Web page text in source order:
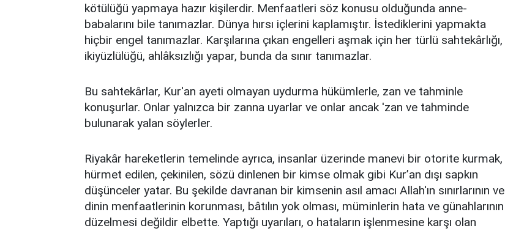
kötülüğü yapmaya hazır kişilerdir. Menfaatleri söz konusu olduğunda anne-
babalarını bile tanımazlar. Dünya hırsı içlerini kaplamıştır. İstediklerini yapmakta
hiçbir engel tanımazlar. Karşılarına çıkan engelleri aşmak için her türlü sahtekârlığı,
ikiyüzlülüğü, ahlâksızlığı yapar, bunda da sınır tanımazlar.
Bu sahtekârlar, Kur'an ayeti olmayan uydurma hükümlerle, zan ve tahminle
konuşurlar. Onlar yalnızca bir zanna uyarlar ve onlar ancak 'zan ve tahminde
bulunarak yalan söylerler.
Riyakâr hareketlerin temelinde ayrıca, insanlar üzerinde manevi bir otorite kurmak,
hürmet edilen, çekinilen, sözü dinlenen bir kimse olmak gibi Kur’an dışı sapkın
düşünceler yatar. Bu şekilde davranan bir kimsenin asıl amacı Allah'ın sınırlarının ve
dinin menfaatlerinin korunması, bâtılın yok olması, müminlerin hata ve günahlarının
düzelmesi değildir elbette. Yaptığı uyarıları, o hataların işlenmesine karşı olan